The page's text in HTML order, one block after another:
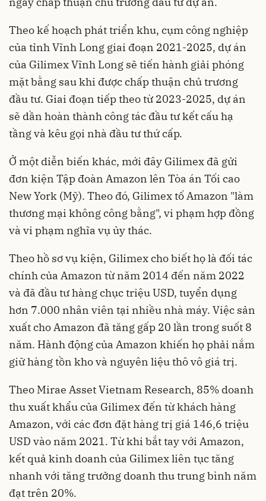
Theo kế hoạch phát triển khu, cụm công nghiệp
của tỉnh Vĩnh Long giai đoạn 2021-2025, dự án
của Gilimex Vĩnh Long sẽ tiến hành giải phóng
mặt bằng sau khi được chấp thuận chủ trương
đầu tư. Giai đoạn tiếp theo từ 2023-2025, dự án
sẽ dần hoàn thành công tác đầu tư kết cấu hạ
tầng và kêu gọi nhà đầu tư thứ cấp.
Ở một diễn biến khác, mới đây Gilimex đã gửi
đơn kiện Tập đoàn Amazon lên Tòa án Tối cao
New York (Mỹ). Theo đó, Gilimex tố Amazon "làm
thương mại không công bằng", vi phạm hợp đồng
và vi phạm nghĩa vụ ủy thác.
Theo hồ sơ vụ kiện, Gilimex cho biết họ là đối tác
chính của Amazon từ năm 2014 đến năm 2022
và đã đầu tư hàng chục triệu USD, tuyển dụng
hơn 7.000 nhân viên tại nhiều nhà máy. Việc sản
xuất cho Amazon đã tăng gấp 20 lần trong suốt 8
năm. Hành động của Amazon khiến họ phải nắm
giữ hàng tồn kho và nguyên liệu thô vô giá trị.
Theo Mirae Asset Vietnam Research, 85% doanh
thuxuất khẩucủa Gilimex đến từ khách hàng
Amazon, với các đơn đặt hàng trị giá 146,6 triệu
USD vào năm 2021. Từ khi bắt tay với Amazon,
kết quả kinh doanh của Gilimex liên tục tăng
nhanh với tăng trưởng doanh thu trung bình năm
đạt trên 20%.